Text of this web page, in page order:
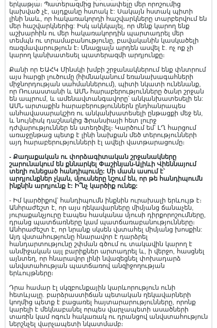
երկաթյա։ Պատերազմից խուսափելը մեր որոշումից
կախված չէ, այդքանը հստակ է: Սակայն հստակ պիտի
լինի նաև, որ հակառակորդի հաշվարկները տարբերվում են
մեր հաշվարկներից: Իսկ ակնկալել, որ մենք կարող ենք
աշխարհին ու մեր հակառակորդին պարտադրել մեր
տեմպն ու տրամաբանությունը, բավականին կասկածելի
ռազմավարություն է։ Մնացյալն արդեն ասվել է. ոչ ոք չի
կարող կանխատեսել պատերազմի արդյունքը։
Քանի որ ԵԱՀԿ Մինսկի խմբի շրջանակներում ենք փնտրում
այս հարցի լուծումը (հիմնականում եռանախագահների
միջնորդության սահմաններում), պիտի նկատի ունենանք,
որ Ռուսաստանի և ԱՄՆ հարաբերությունները ծանր շրջան
են ապրում, և ամենավտանգավորը՝ անկանխատեսելի են:
ԱՄՆ արտաքին հարաբերություններն ընդհանրապես
անհավասարակշիռ ու անկանխատեսելի ընթացքի մեջ են,
և նույնիսկ դաշնակից Ֆրանսիայի հետ լուրջ
դժվարություններ են ստեղծվել։ Կարծում եմ՝ ԼՂ հարցում
առաջընթաց պետք է լինի նախքան մեծ տերությունների
այդ հարաբերությունների էլ ավելի վատթարացումը։
- Քաղաքական ու փորձագիտական շրջանակները
շարունակում են քննարկել Փաշինյան-Ալիևի Վիեննայում
տեղի ունեցած հանդիպումը: Մի մասն ասում է՝
արդյունքներ չկան, մյուսները նշում են, որ թե հանդիպումն
ինքնին արդյունք է: Ի՞նչ կարծիք ունեք:
- Իմ կարծիքով՝ հանդիպումն ինքնին ուրախալի երևույթ է։
Անհրաժեշտ է, որ այս ղեկավարները միմյանց ճանաչեն,
յուրաքանչյուրը էապես հասկանա մյուսի դիրքորոշումները,
դրանց պատճառները կամ պատճառաբանությունները։
Անհրաժեշտ է, որ նրանք սկսեն վստահել միմյանց խոսքին:
Այդ վստահությունը հնարավոր է դարձրել
հանդարտությունը շփման գծում ու տակավին կարող է
անմիջական այլ բարիքներ արտադրել և, ի վերջո, հասցնել
այնտեղ, որ հնարավոր լինի նվազեցնել փոխադարձ
անվստահության պատճառով անզիջողության
երևույթները։
Դրա համար էլ սկզբունքային կարևորություն ունի
հետևյալը. բարձրաստիճան պետական ղեկավարների
կողմից պետք է բացառել հայտարարությունները, որոնք
կարելի է մեկնաբանել որպես վարչապետի ասածների
տառին կամ ոգուն հակառակ ու դրանցով անվստահություն
ներշնչել վարչապետի նկատմամբ։